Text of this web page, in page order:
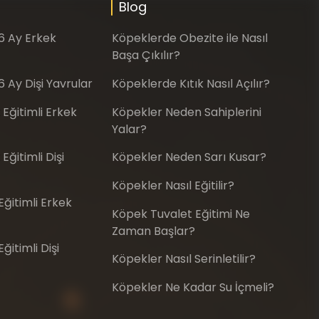
Ay Erkek
Ay Dişi Yavrular
Erkek
Dişi
Erkek
Dişi
Blog
Köpeklerde Obezite ile Nasıl
Başa Çıkılır?
Köpeklerde Kıtık Nasıl Açılır?
Köpekler Neden Sahiplerini
Yalar?
Köpekler Neden Sarı Kusar?
Köpekler Nasıl Eğitilir?
Köpek Tuvalet Eğitimi Ne
Zaman Başlar?
Köpekler Nasıl Serinletilir?
Köpekler Ne Kadar Su İçmeli?